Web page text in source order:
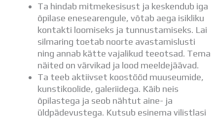
Ta hindab mitmekesisust ja keskendub iga
õpilase enesearengule, võtab aega isikliku
kontakti loomiseks ja tunnustamiseks. Lai
silmaring toetab noorte avastamislusti
ning annab kätte vajalikud teeotsad. Tema
näited on värvikad ja lood meeldejäävad.
Ta teeb aktiivset koostööd muuseumide,
kunstikoolide, galeriidega. Käib neis
õpilastega ja seob nähtut aine- ja
üldpädevustega. Kutsub esinema vilistlasi